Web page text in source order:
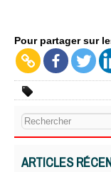
Pour partager sur
ARTICLES